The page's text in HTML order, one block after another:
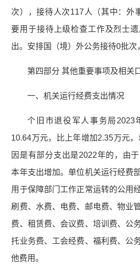
次），接待人次117人（其中：外
要用于接待上级检查工作及烈士
出。安排国（境）外公务接待0批次
第四部分 其他重要事项及相关
一、机关运行经费支出情况
个旧市退役军人事务局2023
10.64万元，比上年增加2.35万元
因是有部分支出是2022年的，由
本年支出增加。单位机关运行经费
用于保障部门工作正常运转的公用
刷费、水费、电费、邮电费、物业
费、租赁费、会议费、培训费、公
托业务费、工会经费、福利费、公
他费用。